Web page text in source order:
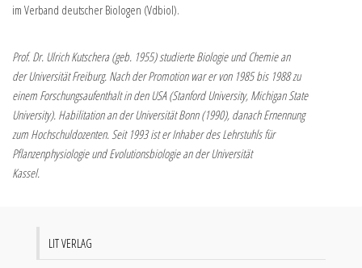
im Verband deutscher Biologen (Vdbiol).
Prof. Dr. Ulrich Kutschera (geb. 1955) studierte Biologie und Chemie an
der Universität Freiburg. Nach der Promotion war er von 1985 bis 1988 zu
einem Forschungsaufenthalt in den USA (Stanford University, Michigan State
University). Habilitation an der Universität Bonn (1990), danach Ernennung
zum Hochschuldozenten. Seit 1993 ist er Inhaber des Lehrstuhls für
Pflanzenphysiologie und Evolutionsbiologie an der Universität
Kassel.
LIT VERLAG